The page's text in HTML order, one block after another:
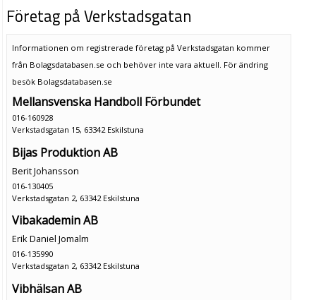
Företag på Verkstadsgatan
Informationen om registrerade företag på Verkstadsgatan kommer
från Bolagsdatabasen.se och behöver inte vara aktuell. För ändring
besök Bolagsdatabasen.se
Mellansvenska Handboll Förbundet
016-160928
Verkstadsgatan 15, 63342 Eskilstuna
Bijas Produktion AB
Berit Johansson
016-130405
Verkstadsgatan 2, 63342 Eskilstuna
Vibakademin AB
Erik Daniel Jomalm
016-135990
Verkstadsgatan 2, 63342 Eskilstuna
Vibhälsan AB